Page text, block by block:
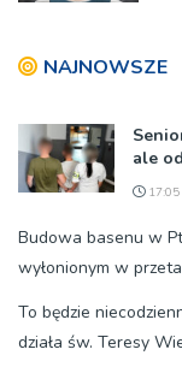
NAJNOWSZE
ale
17:05
Budowa basenu w
wyłonionym w
To będzie
działa św. Teresy